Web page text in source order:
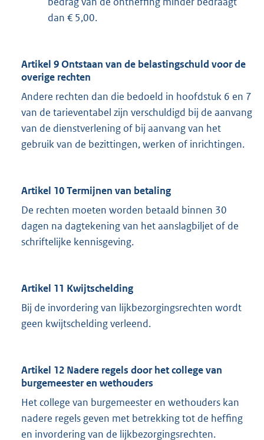
dan € 5,00.
Artikel 9 Ontstaan van de belastingschuld voor de
overige rechten
Andere rechten dan die bedoeld in hoofdstuk 6 en 7
van de tarieventabel zijn verschuldigd bij de aanvang
van de dienstverlening of bij aanvang van het
gebruik van de bezittingen, werken of inrichtingen.
Artikel 10 Termijnen van betaling
De rechten moeten worden betaald binnen 30
dagen na dagtekening van het aanslagbiljet of de
schriftelijke kennisgeving.
Artikel 11 Kwijtschelding
Bij de invordering van lijkbezorgingsrechten wordt
geen kwijtschelding verleend.
Artikel 12 Nadere regels door het college van
burgemeester en wethouders
Het college van burgemeester en wethouders kan
nadere regels geven met betrekking tot de heffing
en invordering van de lijkbezorgingsrechten.